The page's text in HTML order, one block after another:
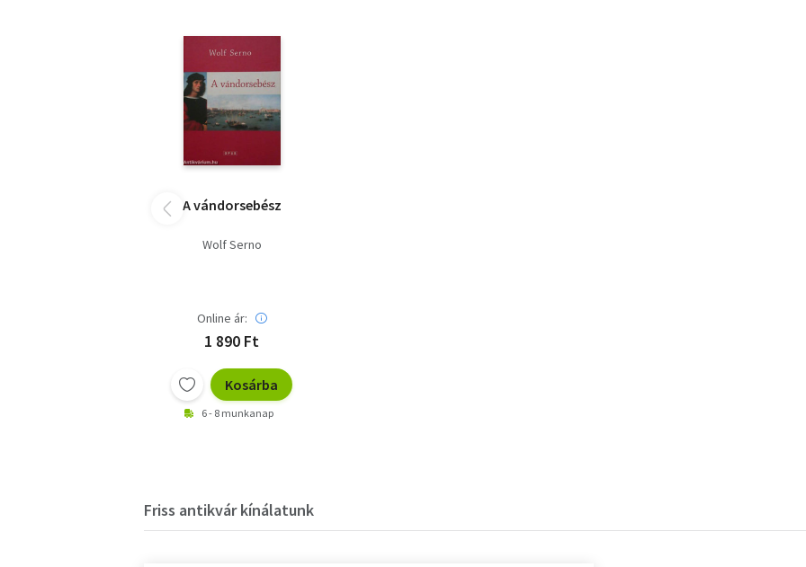
A vándorsebész
Wolf Serno
Online ár:
1 890 Ft
Kosárba
6 - 8 munkanap
Friss antikvár kínálatunk